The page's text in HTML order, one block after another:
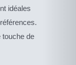
idéales
touche de